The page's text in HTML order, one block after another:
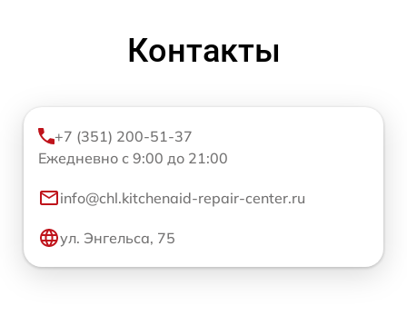
Контакты
+7 (351) 200-51-37
Ежедневно с 9:00 до 21:00
info@chl.kitchenaid-repair-center.ru
ул. Энгельса, 75